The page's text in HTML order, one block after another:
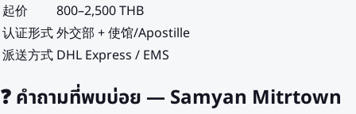
起价
800–2,500 THB
认证形式外交部 + 使馆/Apostille
派送方式 DHL Express / EMS
❓คำถามที่พบบ่อย — Samyan Mitrtown